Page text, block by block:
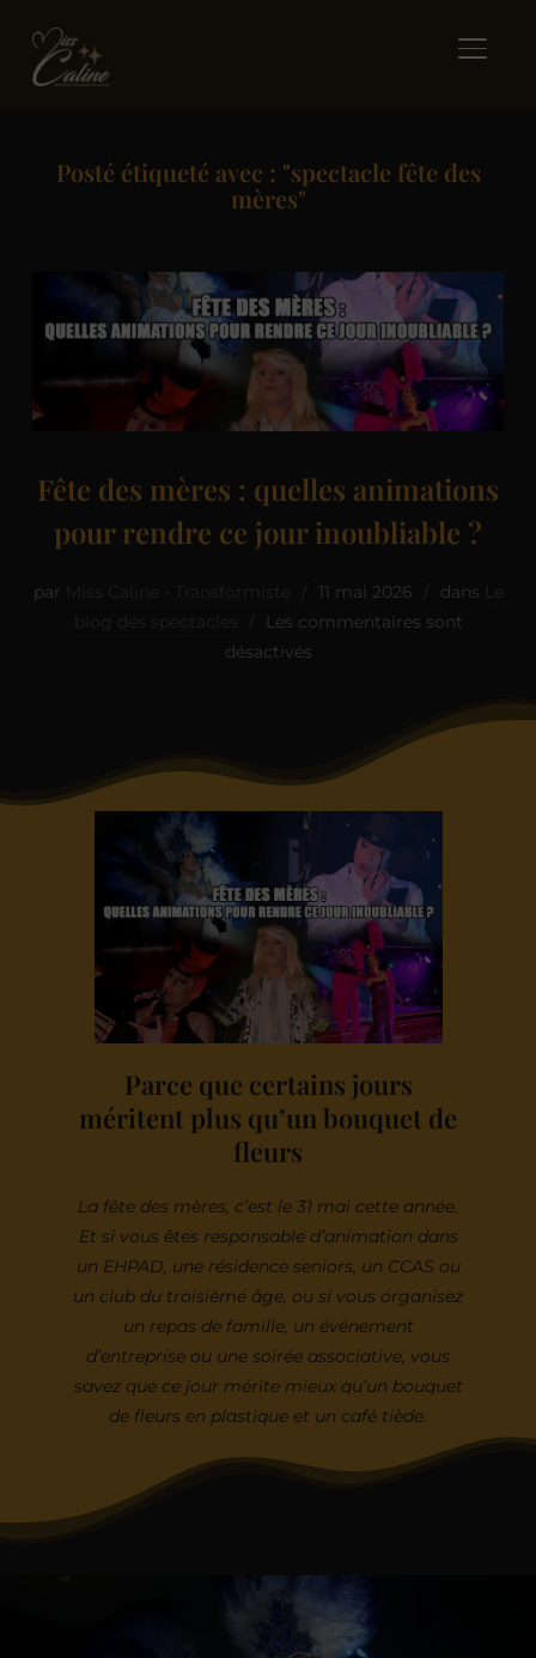
Posté étiqueté avec : "spectacle fête des
mères"
Fête des mères : quelles animations
pour rendre ce jour inoubliable ?
par 11 mai 2026 dans
Les commentaires sont
désactivés
Parce que certains jours
méritent plus qu’un bouquet de
fleurs
La fête des mères, c’est le 31 mai cette année.
Et si vous êtes responsable d’animation dans
un EHPAD, une résidence seniors, un CCAS ou
un club du troisième âge, ou si vous organisez
un repas de famille, un événement
d’entreprise ou une soirée associative, vous
savez que ce jour mérite mieux qu’un bouquet
de fleurs en plastique et un café tiède.